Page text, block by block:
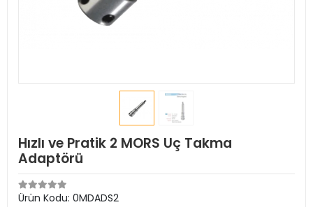
Hızlı ve Pratik 2 MORS Uç Takma
Adaptörü
Ürün Kodu: 0MDADS2